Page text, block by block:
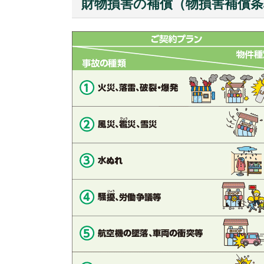
財物損害の補償（物損害補償